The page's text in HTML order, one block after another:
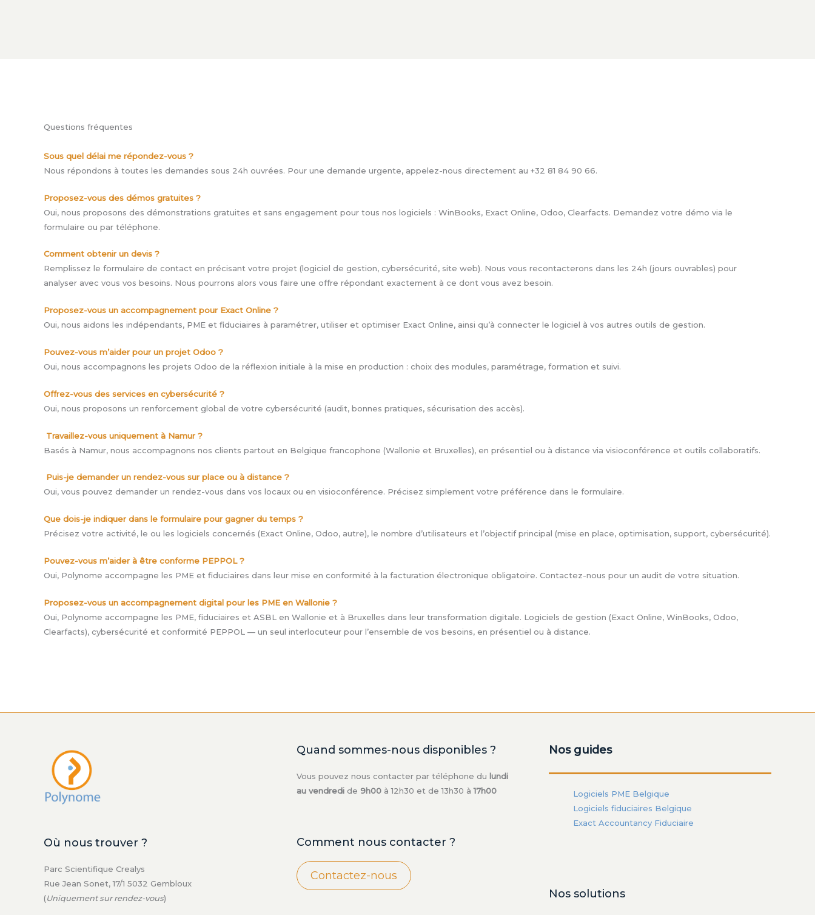
Questions fréquentes
Sous quel délai me répondez-vous ?
Nous répondons à toutes les demandes sous 24h ouvrées. Pour une demande urgente, appelez-nous directement au +32 81 84 90 66.
Proposez-vous des démos gratuites ?
Oui, nous proposons des démonstrations gratuites et sans engagement pour tous nos logiciels : WinBooks, Exact Online, Odoo, Clearfacts. Demandez votre démo via le
formulaire ou par téléphone.
Comment obtenir un devis ?
Remplissez le formulaire de contact en précisant votre projet (logiciel de gestion, cybersécurité, site web). Nous vous recontacterons dans les 24h (jours ouvrables) pour
analyser avec vous vos besoins. Nous pourrons alors vous faire une offre répondant exactement à ce dont vous avez besoin.
Proposez-vous un accompagnement pour Exact Online ?
Oui, nous aidons les indépendants, PME et fiduciaires à paramétrer, utiliser et optimiser Exact Online, ainsi qu’à connecter le logiciel à vos autres outils de gestion.
Pouvez-vous m’aider pour un projet Odoo ?
Oui, nous accompagnons les projets Odoo de la réflexion initiale à la mise en production : choix des modules, paramétrage, formation et suivi.
Offrez-vous des services en cybersécurité ?
Oui, nous proposons un renforcement global de votre cybersécurité (audit, bonnes pratiques, sécurisation des accès).
Travaillez-vous uniquement à Namur ?
Basés à Namur, nous accompagnons nos clients partout en Belgique francophone (Wallonie et Bruxelles), en présentiel ou à distance via visioconférence et outils collaboratifs.
Puis-je demander un rendez-vous sur place ou à distance ?
Oui, vous pouvez demander un rendez-vous dans vos locaux ou en visioconférence. Précisez simplement votre préférence dans le formulaire.
Que dois-je indiquer dans le formulaire pour gagner du temps ?
Précisez votre activité, le ou les logiciels concernés (Exact Online, Odoo, autre), le nombre d’utilisateurs et l’objectif principal (mise en place, optimisation, support, cybersécurité).
Pouvez-vous m’aider à être conforme PEPPOL ?
Oui, Polynome accompagne les PME et fiduciaires dans leur mise en conformité à la facturation électronique obligatoire. Contactez-nous pour un audit de votre situation.
Proposez-vous un accompagnement digital pour les PME en Wallonie ?
Oui, Polynome accompagne les PME, fiduciaires et ASBL en Wallonie et à Bruxelles dans leur transformation digitale. Logiciels de gestion (Exact Online, WinBooks, Odoo,
Clearfacts), cybersécurité et conformité PEPPOL — un seul interlocuteur pour l’ensemble de vos besoins, en présentiel ou à distance.
Où nous trouver ?
Parc Scientifique Crealys
Rue Jean Sonet, 17/1 5032 Gembloux
(Uniquement sur rendez-vous)
Quand sommes-nous disponibles ?
Vous pouvez nous contacter par téléphone du lundi
au vendredide 9h00 à 12h30 et de 13h30 à17h00
Comment nous contacter ?
Contactez-nous
Nos guides
Logiciels PME Belgique
Logiciels fiduciaires Belgique
Exact Accountancy Fiduciaire
Nos solutions